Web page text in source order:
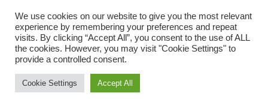
Der kommer hele tiden nye overnatningsmuligheder og
spisesteder, da det er en god indtægtskilde for
lokalbefolkningen. Fordi ruten er populær, går der
mange mennesker og du er aldrig alene, så du behøver
ikke at være bange for at tage af sted på egen hånd. Der
We use cookies on our website to give you the most relevant
experience by remembering your preferences and repeat
visits. By clicking “Accept All”, you consent to the use of ALL
the cookies. However, you may visit "Cookie Settings" to
provide a controlled consent.
Cookie Settings Accept All